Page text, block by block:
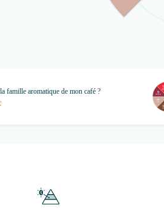
famille aromatique de mon café ?